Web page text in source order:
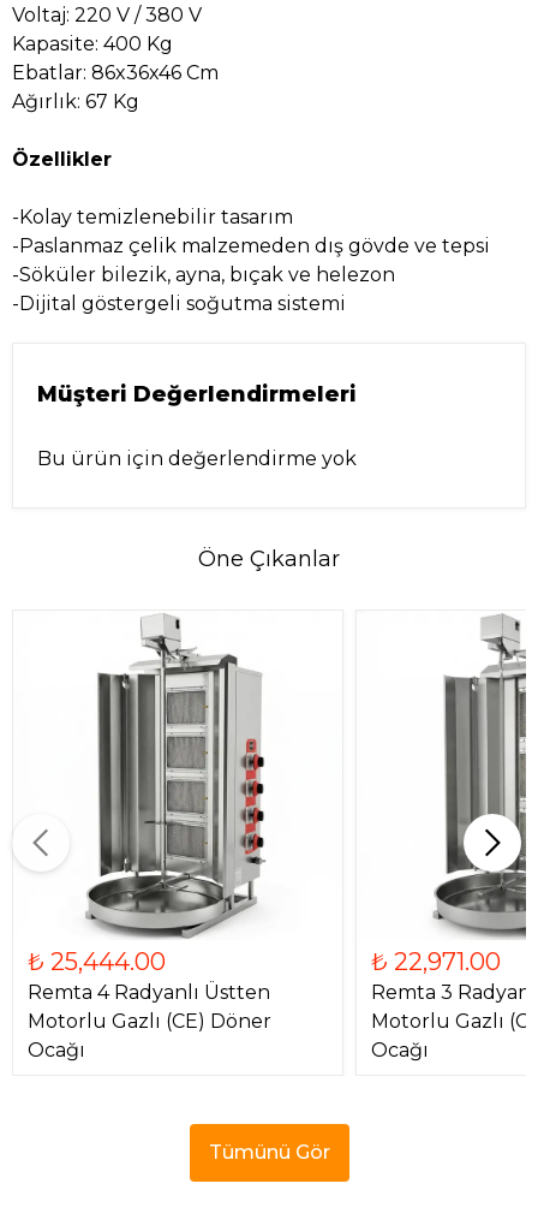
Voltaj: 220 V / 380 V
Kapasite: 400 Kg
Ebatlar: 86x36x46 Cm
Ağırlık: 67 Kg
Özellikler
-Kolay temizlenebilir tasarım
-Paslanmaz çelik malzemeden dış gövde ve tepsi
-Söküler bilezik, ayna, bıçak ve helezon
-Dijital göstergeli soğutma sistemi
Müşteri Değerlendirmeleri
Bu ürün için değerlendirme yok
Öne Çıkanlar
₺ 25,444.00
Remta 4 Radyanlı Üstten
Motorlu Gazlı (CE) Döner
Ocağı
₺ 22,971.00
Remta 3
Motorlu Gazlı
Ocağı
Tümünü Gör